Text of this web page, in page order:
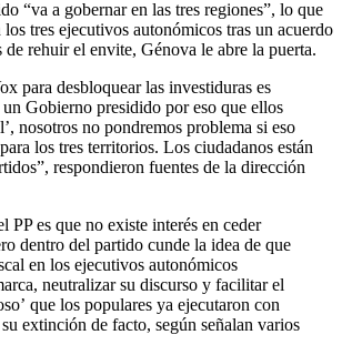
“va a gobernar en las tres regiones”, lo que
tres ejecutivos autonómicos tras un acuerdo
rehuir el envite, Génova le abre la puerta.
para desbloquear las investiduras es
Gobierno presidido por eso que ellos
nosotros no pondremos problema si eso
los tres territorios. Los ciudadanos están
respondieron fuentes de la dirección
es que no existe interés en ceder
dentro del partido cunde la idea de que
en los ejecutivos autonómicos
neutralizar su discurso y facilitar el
que los populares ya ejecutaron con
extinción de facto, según señalan varios